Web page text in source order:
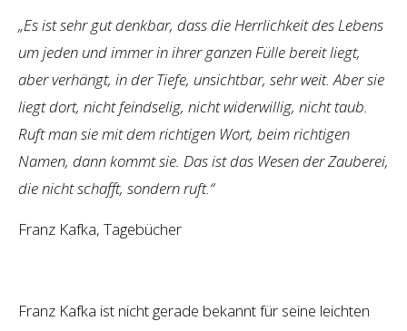
„Es ist sehr gut denkbar, dass die Herrlichkeit des Lebens
um jeden und immer in ihrer ganzen Fülle bereit liegt,
aber verhängt, in der Tiefe, unsichtbar, sehr weit. Aber sie
liegt dort, nicht feindselig, nicht widerwillig, nicht taub.
Ruft man sie mit dem richtigen Wort, beim richtigen
Namen, dann kommt sie. Das ist das Wesen der Zauberei,
die nicht schafft, sondern ruft.“
Franz Kafka, Tagebücher
Franz Kafka ist nicht gerade bekannt für seine leichten